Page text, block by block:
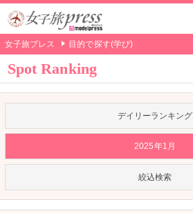
女子旅プレス 目的で探す(学び)
Spot Ranking
デイリーランキング
2025年1月
絞込検索